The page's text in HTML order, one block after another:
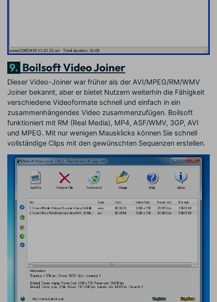
9. Boilsoft Video Joiner
Dieser Video-Joiner war früher als der AVI/MPEG/RM/WMV
Joiner bekannt, aber er bietet Nutzern weiterhin die Fähigkeit
verschiedene Videoformate schnell und einfach in ein
zusammenhängendes Video zusammenzufügen. Boilsoft
funktioniert mit RM (Real Media), MP4, ASF/WMV, 3GP, AVI
und MPEG. Mit nur wenigen Mausklicks können Sie schnell
vollständige Clips mit den gewünschten Sequenzen erstellen.